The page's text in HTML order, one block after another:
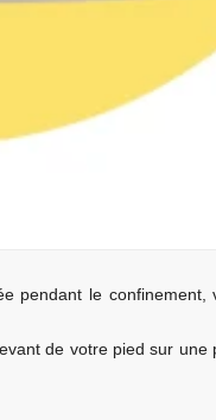
pendant le
de votre pied sur